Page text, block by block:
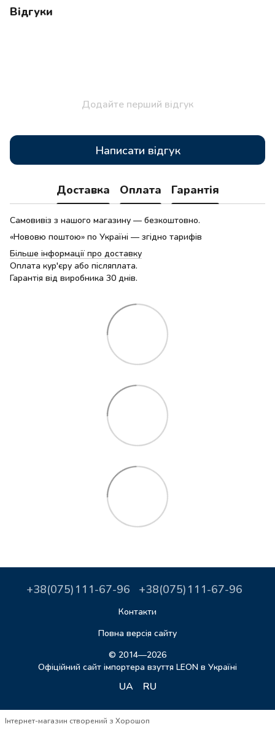
Відгуки
Додайте перший відгук
Написати відгук
Доставка Оплата Гарантія
Самовивіз з нашого магазину — безкоштовно.
«Нововю поштою» по Україні — згідно тарифів
Більше інформації про доставку
Оплата кур'єру або післяплата.
Гарантія від виробника 30 днів.
+38(075)111-67-96 +38(075)111-67-96
Контакти
Повна версія сайту
© 2014—2026
Офіційний сайт імпортера взуття LEON в Україні
UA RU
Інтернет-магазин створений з Хорошоп